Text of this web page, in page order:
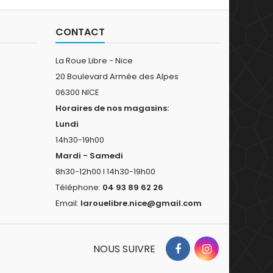
CONTACT
La Roue Libre - Nice
20 Boulevard Armée des Alpes
06300 NICE
Horaires de nos magasins:
Lundi
14h30-19h00
Mardi - Samedi
8h30-12h00 I 14h30-19h00
Téléphone: 04 93 89 62 26
Email: larouelibre.nice@gmail.com
NOUS SUIVRE